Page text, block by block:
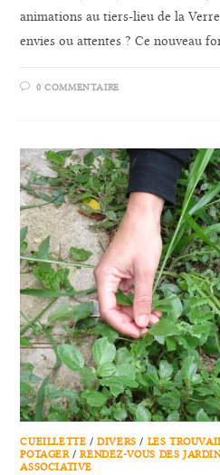
animations au tiers-lieu de la
envies ou attentes ? Ce nouveau
0 COMMENTAIRE
CUEILLETTE /DIVERS / LES
POTAGER/RENDEZ-VOUS DES
ASSOCIATIVE